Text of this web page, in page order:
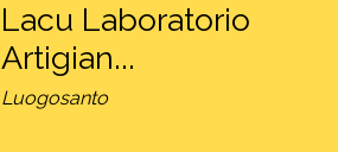
Lacu Laboratorio
Artigian...
Luogosanto